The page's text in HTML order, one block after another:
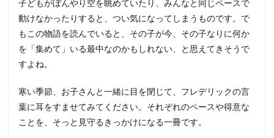
子どもがぼんやり空を眺めていたり、みんなと同じペースで
動けなかったりすると、つい気になってしまうものです。で
もこの物語を読んでいると、その子が今、その子なりに何か
を「集めて」いる最中なのかもしれない、と思えてきそうで
すよね。
寒い季節、お子さんと一緒に目を閉じて、フレデリックの言
葉に耳をすませてみてください。それぞれのペースや得意な
ことを、そっと見守るきっかけになる一冊です。